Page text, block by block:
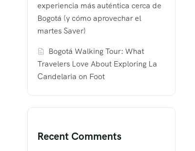
experiencia más auténtica cerca de
Bogotá (y cómo aprovechar el
martes Saver)
Bogotá Walking Tour: What
Travelers Love About Exploring La
Candelaria on Foot
Recent Comments